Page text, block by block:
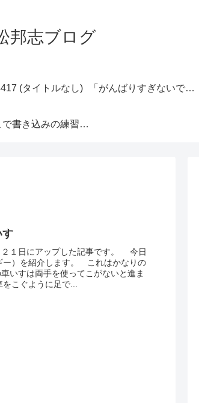
邦志ブログ
(タイトルなし) 「がんばりすぎないで」の広場
ここで書き込みの練習ができます。
１日にアップした記事です。 今日
ー）を紹介します。 これはかなりの
いすは両手を使ってこがないと進ま
こぐように足で...